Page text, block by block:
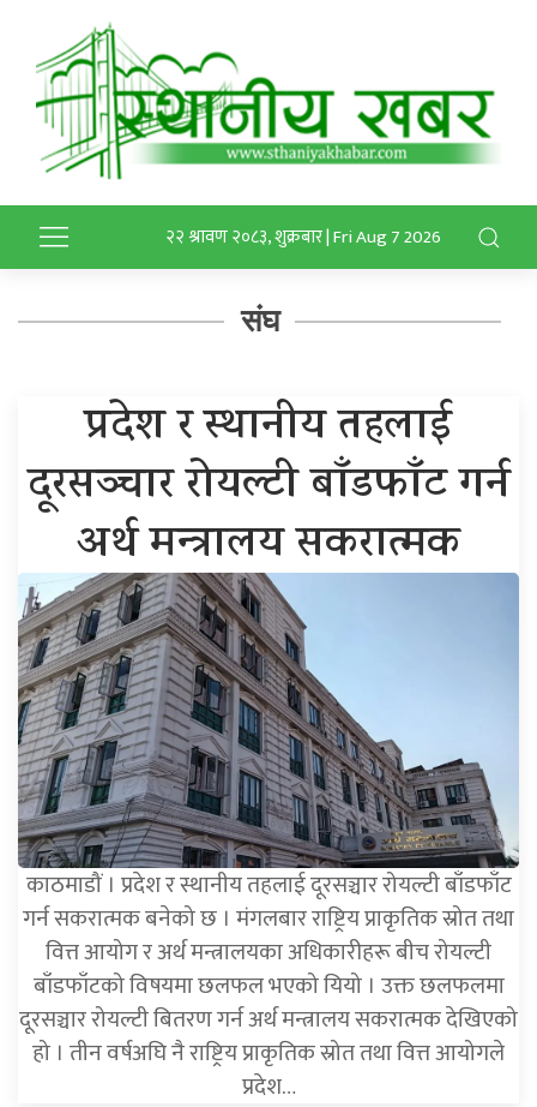
२२ श्रावण २०८३, शुक्रबार | Fri Aug 7 2026
संघ
प्रदेश र स्थानीय तहलाई
दूरसञ्चार रोयल्टी बाँडफाँट गर्न
अर्थ मन्त्रालय सकरात्मक
काठमाडौं । प्रदेश र स्थानीय तहलाई दूरसञ्चार रोयल्टी बाँडफाँट
गर्न सकरात्मक बनेको छ । मंगलबार राष्ट्रिय प्राकृतिक स्रोत तथा
वित्त आयोग र अर्थ मन्त्रालयका अधिकारीहरू बीच रोयल्टी
बाँडफाँटको विषयमा छलफल भएको यियो । उक्त छलफलमा
दूरसञ्चार रोयल्टी बितरण गर्न अर्थ मन्त्रालय सकरात्मक देखिएको
हो । तीन वर्षअघि नै राष्ट्रिय प्राकृतिक स्रोत तथा वित्त आयोगले
प्रदेश…